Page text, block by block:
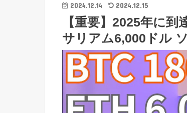
2024.12.14 2024.12.15
【重要】2025年に
サリアム6,000ドル